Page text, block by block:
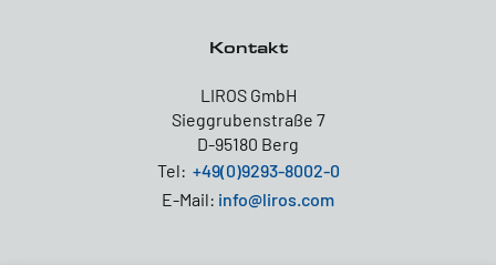
Kontakt
LIROS GmbH
Sieggrubenstraße 7
D-95180 Berg
Tel: +49(0)9293-8002-0
E-Mail: info@liros.com